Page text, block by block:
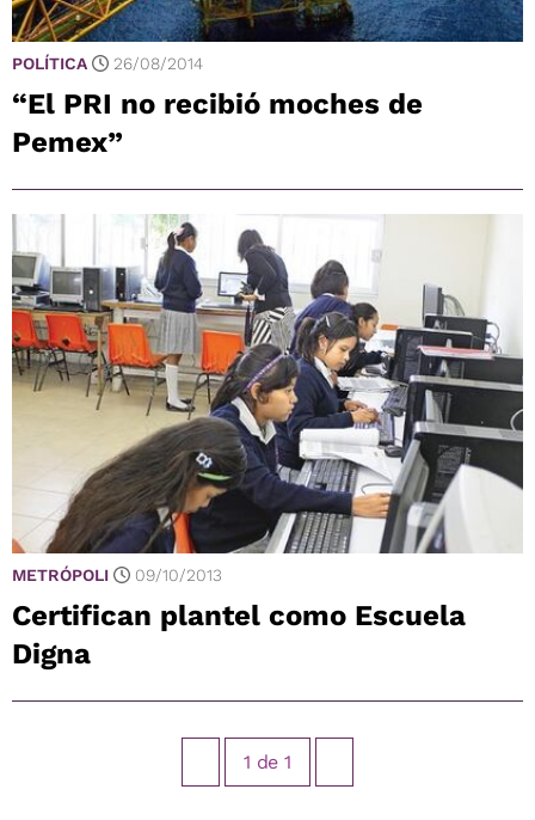
POLÍTICA 26/08/2014
“El PRI no recibió moches de
Pemex”
METRÓPOLI 09/10/2013
Certifican plantel como Escuela
Digna
1 de 1